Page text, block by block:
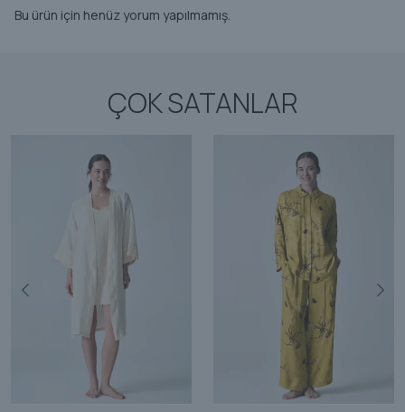
Bu ürün için henüz yorum yapılmamış.
ÇOK SATANLAR